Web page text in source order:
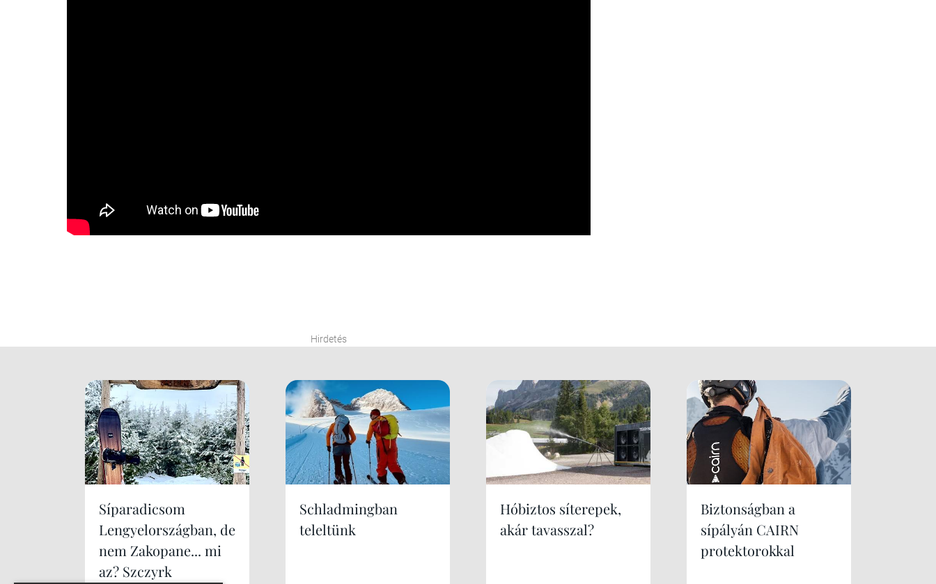
Hirdetés
Síparadicsom
Lengyelországban, de
nem Zakopane... mi
az? Szczyrk
Schladmingban
teleltünk
Hóbiztos síterepek,
akár tavasszal?
Biztonságban a
sípályán CAIRN
protektorokkal